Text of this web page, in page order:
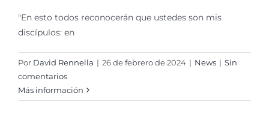
"En esto todos reconocerán que ustedes son mis
discípulos: en
Por David Rennella | 26 de febrero de 2024 | News | Sin
comentarios
Más información